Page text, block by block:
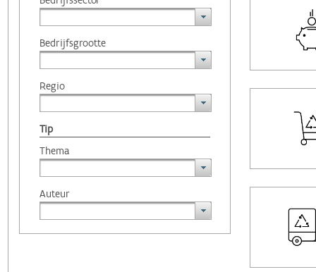
Bedrijfsgrootte
Regio
Tip
Thema
Auteur